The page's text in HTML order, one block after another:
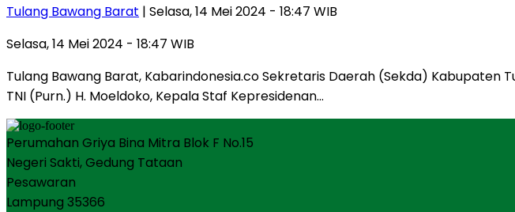
Tulang Bawang Barat | Selasa, 14 Mei 2024 - 18:47 WIB
Selasa, 14 Mei 2024 - 18:47 WIB
Tulang Bawang Barat, Kabarindonesia.co Sekretaris Daerah (Sekda)
TNI (Purn.) H. Moeldoko, Kepala Staf Kepresidenan…
Perumahan Griya Bina Mitra Blok F No.15
Negeri Sakti, Gedung Tataan
Pesawaran
Lampung 35366